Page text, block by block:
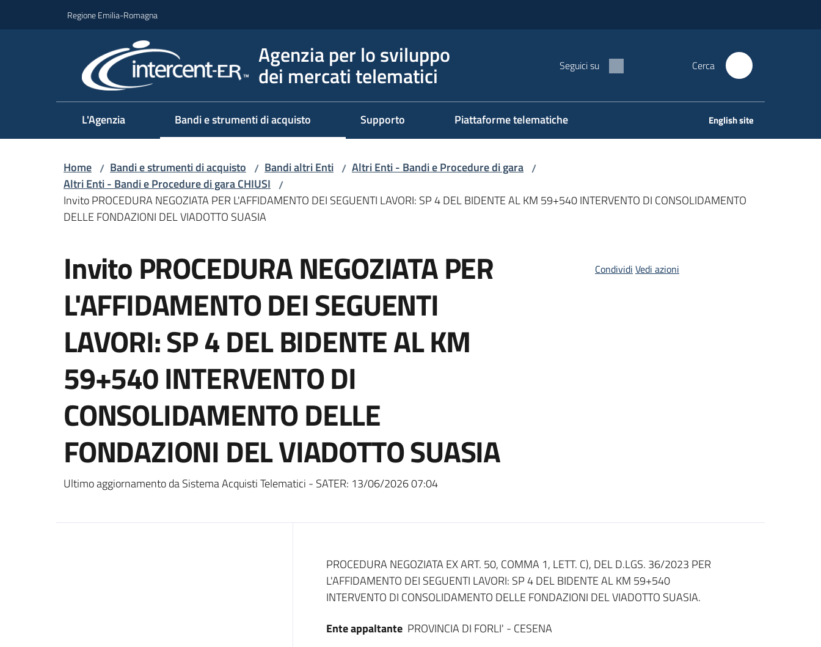
Regione Emilia-Romagna
Agenzia per lo sviluppo
dei mercati telematici Seguici su Cerca
L'Agenzia Bandi e strumenti di acquisto Supporto Piattaforme telematiche English site
Home / Bandi e strumenti di acquisto / Bandi altri Enti / Altri Enti - Bandi e Procedure di gara /
Altri Enti - Bandi e Procedure di gara CHIUSI /
Invito PROCEDURA NEGOZIATA PER L'AFFIDAMENTO DEI SEGUENTI LAVORI: SP 4 DEL BIDENTE AL KM 59+540 INTERVENTO DI CONSOLIDAMENTO
DELLE FONDAZIONI DEL VIADOTTO SUASIA
Invito PROCEDURA NEGOZIATA PER
L'AFFIDAMENTO DEI SEGUENTI
LAVORI: SP 4 DEL BIDENTE AL KM
59+540 INTERVENTO DI
CONSOLIDAMENTO DELLE
FONDAZIONI DEL VIADOTTO SUASIA
Ultimo aggiornamento da Sistema Acquisti Telematici - SATER: 13/06/2026 07:04
Condividi Vedi azioni
Dati del bando
PROCEDURA NEGOZIATA EX ART. 50, COMMA 1, LETT. C), DEL D.LGS. 36/2023 PER
L'AFFIDAMENTO DEI SEGUENTI LAVORI: SP 4 DEL BIDENTE AL KM 59+540
INTERVENTO DI CONSOLIDAMENTO DELLE FONDAZIONI DEL VIADOTTO SUASIA.
Ente appaltante PROVINCIA DI FORLI' - CESENA